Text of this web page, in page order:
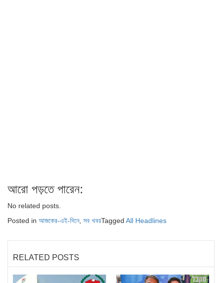
আরো পড়তে পারেন:
No related posts.
Posted in আজকের-এই-দিনে, সব খবরTagged All Headlines
RELATED POSTS